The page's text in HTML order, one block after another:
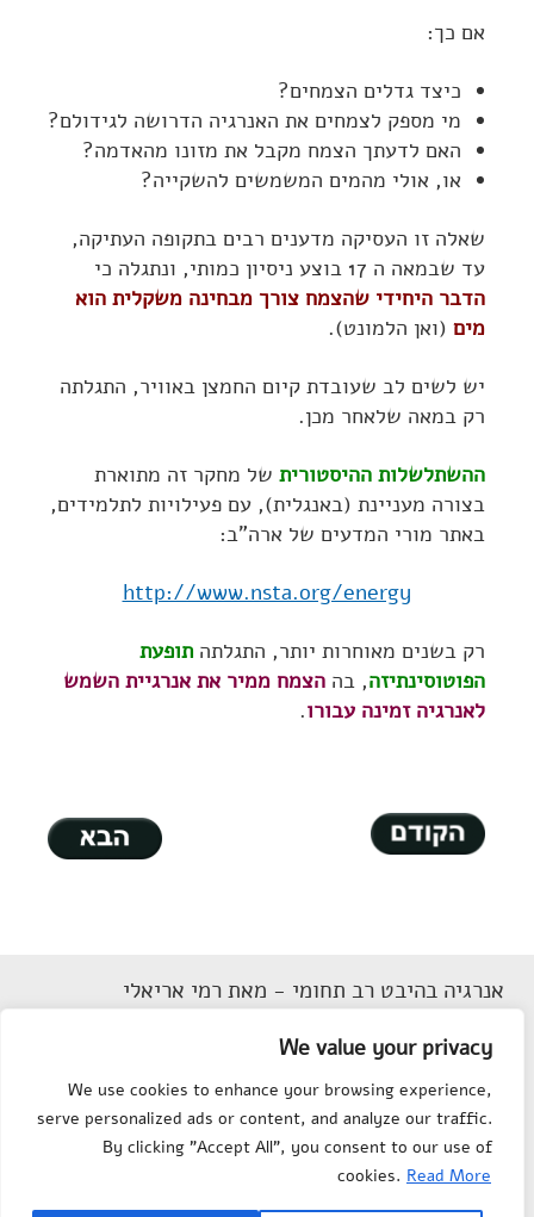
We value your privacy
We use cookies to enhance your browsing experience,
serve personalized ads or content, and analyze our traffic.
By clicking "Accept All", you consent to our use of
cookies. Read More
אם כך:
כיצד גדלים הצמחים?
מי מספק לצמחים את האנרגיה הדרושה לגידולם?
האם לדעתך הצמח מקבל את מזונו מהאדמה?
או, אולי מהמים המשמשים להשקייה?
שאלה זו העסיקה מדענים רבים בתקופה העתיקה,
עד שבמאה ה 17 בוצע ניסיון כמותי, ונתגלה כי
הדבר היחידי שהצמח צורך מבחינה משקלית הוא
מים (ואן הלמונט).
יש לשים לב שעובדת קיום החמצן באוויר, התגלתה
רק במאה שלאחר מכן.
ההשתלשלות ההיסטורית של מחקר זה מתוארת
בצורה מעניינת (באנגלית), עם פעילויות לתלמידים,
באתר מורי המדעים של ארה"ב:
http://www.nsta.org/energy
רק בשנים מאוחרות יותר, התגלתה תופעת
הפוטוסינתיזה, בה הצמח ממיר את אנרגיית השמש
לאנרגיה זמינה עבורו.
אנרגיה בהיבט רב תחומי - מאת רמי אריאלי
הצהרת נגישות
מפת אתר
צור קשר